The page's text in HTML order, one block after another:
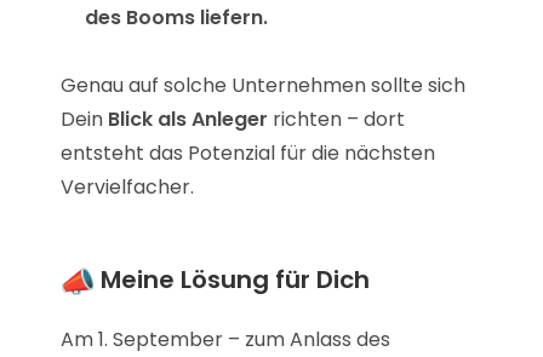
des Booms liefern.
Genau auf solche Unternehmen sollte sich
Dein Blick als Anleger richten – dort
entsteht das Potenzial für die nächsten
Vervielfacher.
Meine Lösung für Dich
Am 1. September – zum Anlass des